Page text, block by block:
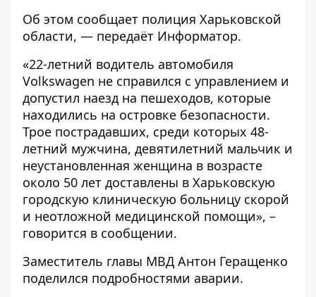
Об этом сообщает полиция Харьковской
области, — передаёт Информатор.
«22-летний водитель автомобиля
Volkswagen не справился с управлением и
допустил наезд на пешеходов, которые
находились на островке безопасности.
Трое пострадавших, среди которых 48-
летний мужчина, девятилетний мальчик и
неустановленная женщина в возрасте
около 50 лет доставлены в Харьковскую
городскую клиническую больницу скорой
и неотложной медицинской помощи», –
говорится в сообщении.
Заместитель главы МВД Антон Геращенко
поделился подробностями аварии.